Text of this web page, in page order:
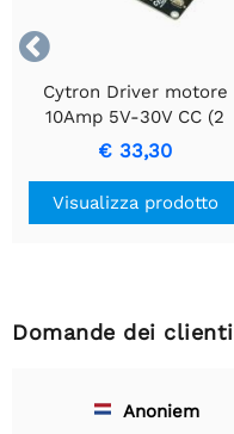

Cytron Driver motore
10Amp 5V-30V CC (2
canali)
€ 33,30
Visualizza prodotto
Domande dei clienti
Anoniem